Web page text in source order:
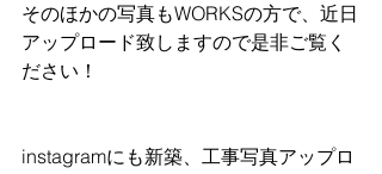
そのほかの写真もWORKSの方で、近日
アップロード致しますので是非ご覧く
ださい！
instagramにも新築、工事写真アップロ